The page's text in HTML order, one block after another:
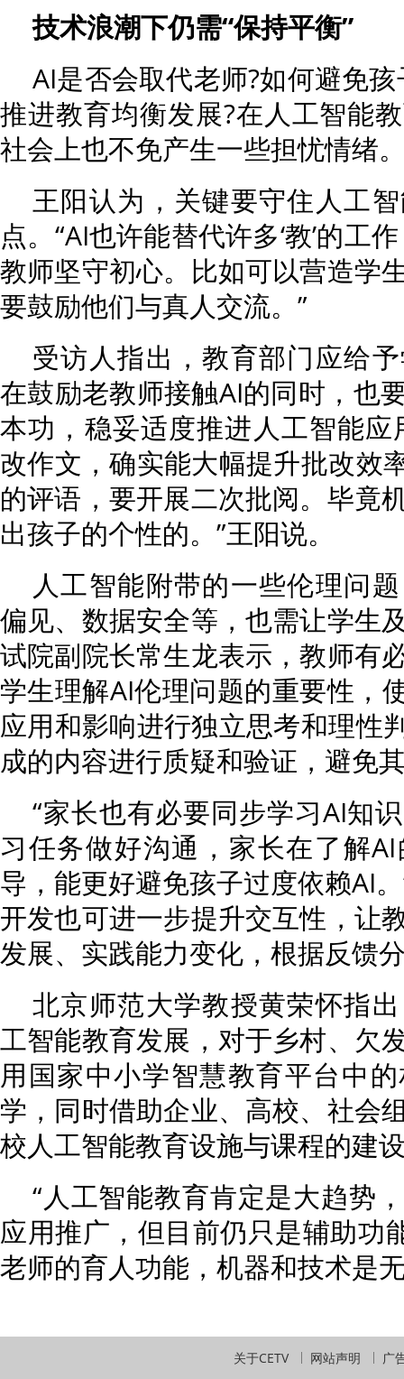
技术浪潮下仍需“保持平衡”
AI是否会取代老师?如何避免
推进教育均衡发展?在人工智能
社会上也不免产生一些担忧情绪
王阳认为，关键要守住人工
点。“AI也许能替代许多‘教’的工
教师坚守初心。比如可以营造学
要鼓励他们与真人交流。”
受访人指出，教育部门应给
在鼓励老教师接触AI的同时，也
本功，稳妥适度推进人工智能应
改作文，确实能大幅提升批改效
的评语，要开展二次批阅。毕竟
出孩子的个性的。”王阳说。
人工智能附带的一些伦理问
偏见、数据安全等，也需让学生
试院副院长常生龙表示，教师有
学生理解AI伦理问题的重要性，
应用和影响进行独立思考和理性
成的内容进行质疑和验证，避免
“家长也有必要同步学习AI知
习任务做好沟通，家长在了解
导，能更好避免孩子过度依赖AI
开发也可进一步提升交互性，让
发展、实践能力变化，根据反馈
北京师范大学教授黄荣怀指
工智能教育发展，对于乡村、欠
用国家中小学智慧教育平台中
学，同时借助企业、高校、社会
校人工智能教育设施与课程的建
“人工智能教育肯定是大趋势
应用推广，但目前仍只是辅助功
老师的育人功能，机器和技术是
关于CETV 网站声明 广